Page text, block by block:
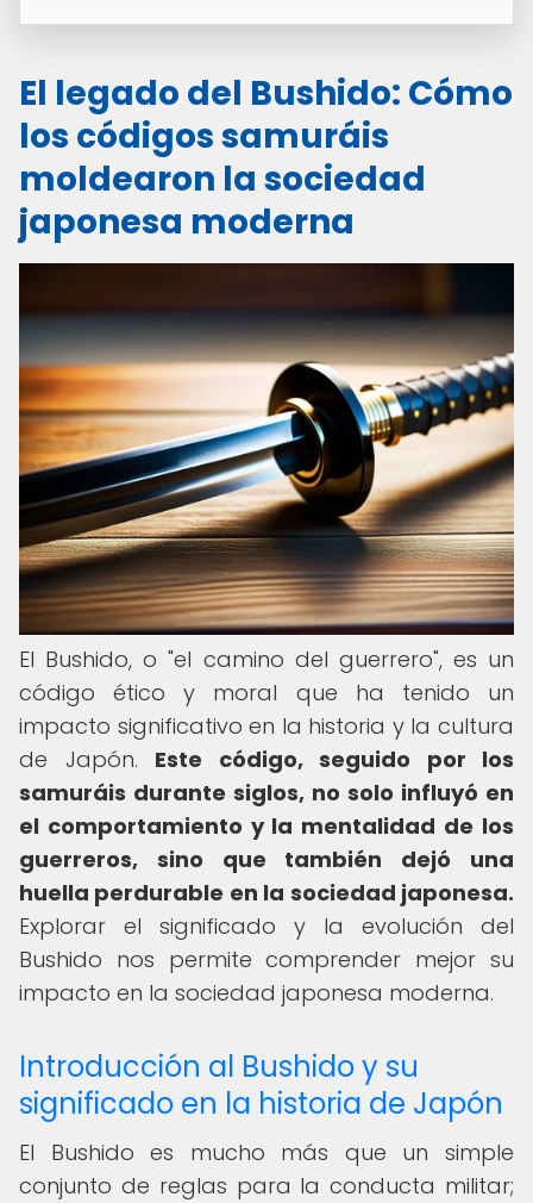
El legado del Bushido: Cómo
los códigos samuráis
moldearon la sociedad
japonesa moderna
El Bushido, o "el camino del guerrero", es un
código ético y moral que ha tenido un
impacto significativo en la historia y la cultura
de Japón. Este código, seguido por los
samuráis durante siglos, no solo influyó en
el comportamiento y la mentalidad de los
guerreros, sino que también dejó una
huella perdurable en la sociedad japonesa.
Explorar el significado y la evolución del
Bushido nos permite comprender mejor su
impacto en la sociedad japonesa moderna.
Introducción al Bushido y su
significado en la historia de Japón
El Bushido es mucho más que un simple
conjunto de reglas para la conducta militar;